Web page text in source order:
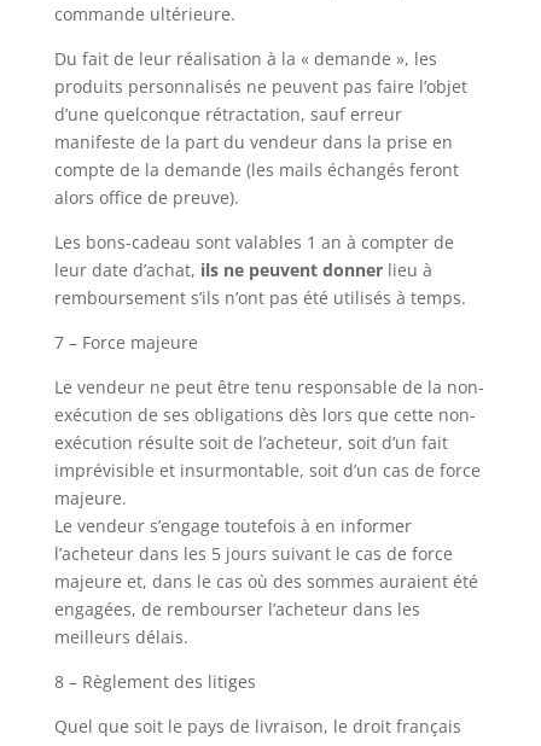
commande ultérieure.
Du fait de leur réalisation à la « demande », les
produits personnalisés ne peuvent pas faire l’objet
d’une quelconque rétractation, sauf erreur
manifeste de la part du vendeur dans la prise en
compte de la demande (les mails échangés feront
alors office de preuve).
Les bons-cadeau sont valables 1 an à compter de
leur date d’achat, ils ne peuvent donnerlieu à
remboursement s’ils n’ont pas été utilisés à temps.
7 – Force majeure
Le vendeur ne peut être tenu responsable de la non-
exécution de ses obligations dès lors que cette non-
exécution résulte soit de l’acheteur, soit d’un fait
imprévisible et insurmontable, soit d’un cas de force
majeure.
Le vendeur s’engage toutefois à en informer
l’acheteur dans les 5 jours suivant le cas de force
majeure et, dans le cas où des sommes auraient été
engagées, de rembourser l’acheteur dans les
meilleurs délais.
8 – Règlement des litiges
Quel que soit le pays de livraison, le droit français